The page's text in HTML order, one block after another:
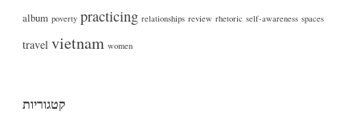
album poverty practicing relationships review rhetoric self-awareness spaces
travel vietnam women
קטגוריות